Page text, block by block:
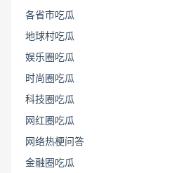
各省市吃瓜
地球村吃瓜
娱乐圈吃瓜
时尚圈吃瓜
科技圈吃瓜
网红圈吃瓜
网络热梗问答
金融圈吃瓜